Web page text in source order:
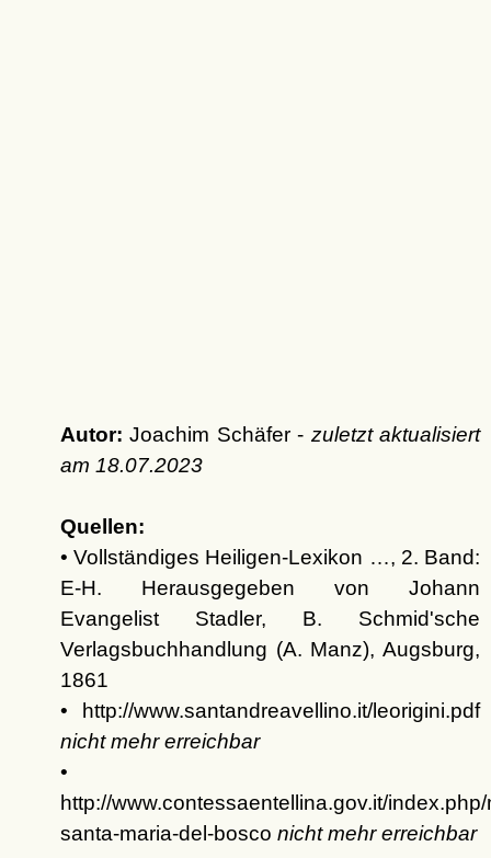
Autor: Joachim Schäfer - zuletzt aktualisiert
am 18.07.2023
Quellen:
• Vollständiges Heiligen-Lexikon …, 2. Band:
E-H. Herausgegeben von Johann
Evangelist Stadler, B. Schmid'sche
Verlagsbuchhandlung (A. Manz), Augsburg,
1861
• http://www.santandreavellino.it/leorigini.pdf
nicht mehr erreichbar
•
http://www.contessaentellina.gov.it/
santa-maria-del-bosco nicht mehr erreichbar